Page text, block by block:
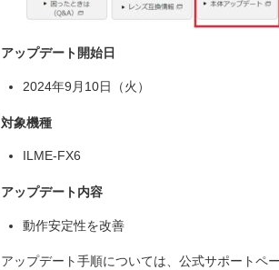
アップデート開始日
2024年9月10日（火）
対象機種
ILME-FX6
アップデート内容
動作安定性を改善
アップデート手順については、公式サポートペ